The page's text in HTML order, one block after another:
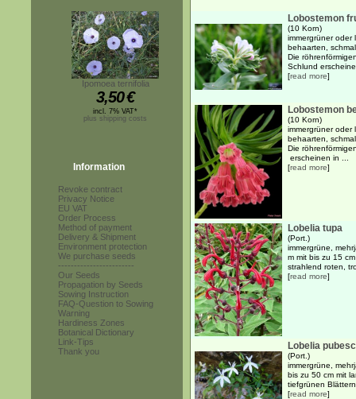
Ipomoea ternifolia
3,50€
incl. 7% VAT*
plus shipping costs
Information
Revoke contract
Privacy Notice
EU VAT
Order Process
Method of payment
Delivery & Shipment
Environment protection
We purchase seeds
------------------------
Our Seeds
Propagation by Seeds
Sowing Instruction
FAQ-Question to Sowing
Warning
Hardiness Zones
Botanical Dictionary
Link-Tips
Thank you
Lobostemon
(10 Korn)
immergrüner oder
behaarten,
Die
Schlund
[read more]
Lobostemon
(10 Korn)
immergrüner oder
behaarten,
Die
erscheinen in ...
[read more]
Lobelia tupa
(Port.)
immergrüne,
m mit bis zu 15
strahlend roten,
[read more]
Lobelia
(Port.)
immergrüne,
bis zu 50 cm mit
tiefgrünen
[read more]